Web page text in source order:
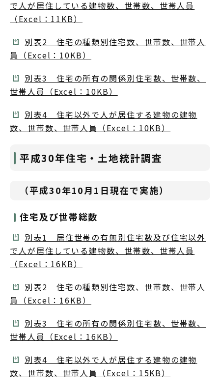
で人が居住している建物数、世帯数、世帯人員
（Excel：11KB）
別表2 住宅の種類別住宅数、世帯数、世帯人
員（Excel：10KB）
別表3 住宅の所有の関係別住宅数、世帯数、
世帯人員（Excel：10KB）
別表4 住宅以外で人が居住する建物の建物
数、世帯数、世帯人員（Excel：10KB）
平成30年住宅・土地統計調査
（平成30年10月1日現在で実施）
住宅及び世帯総数
別表1 居住世帯の有無別住宅数及び住宅以外
で人が居住している建物数、世帯数、世帯人員
（Excel：16KB）
別表2 住宅の種類別住宅数、世帯数、世帯人
員（Excel：16KB）
別表3 住宅の所有の関係別住宅数、世帯数、
世帯人員（Excel：16KB）
別表4 住宅以外で人が居住する建物の建物
数、世帯数、世帯人員（Excel：15KB）